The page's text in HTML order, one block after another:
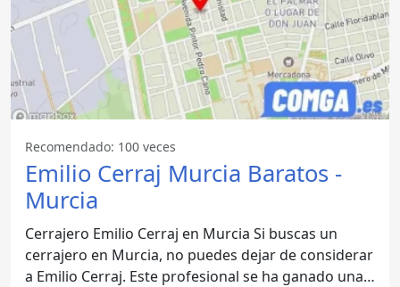
Recomendado: 100 veces
Emilio Cerraj Murcia Baratos -
Murcia
Cerrajero Emilio Cerraj en Murcia Si buscas un
cerrajero en Murcia, no puedes dejar de considerar
a Emilio Cerraj. Este profesional se ha ganado una